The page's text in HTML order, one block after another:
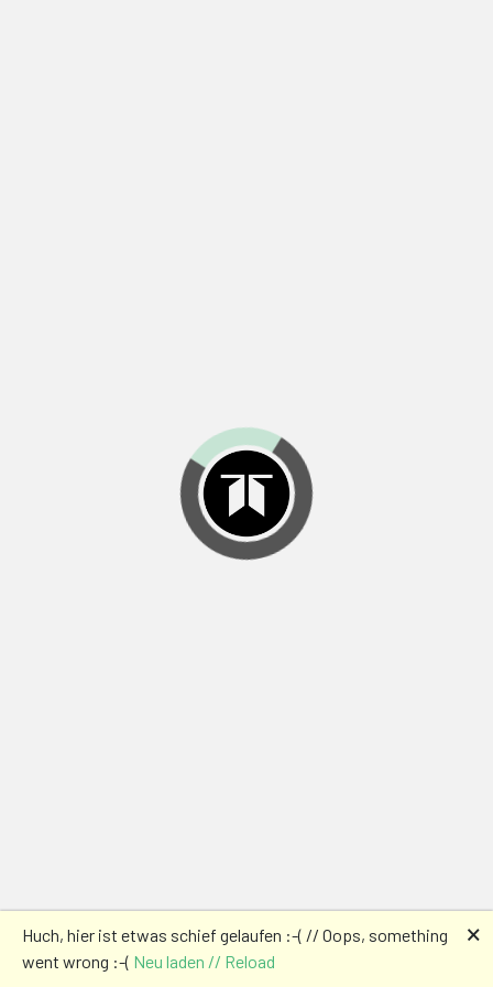
Huch, hier ist etwas schief gelaufen :-( // Oops, something
went wrong :-( Neu laden // Reload
🗙